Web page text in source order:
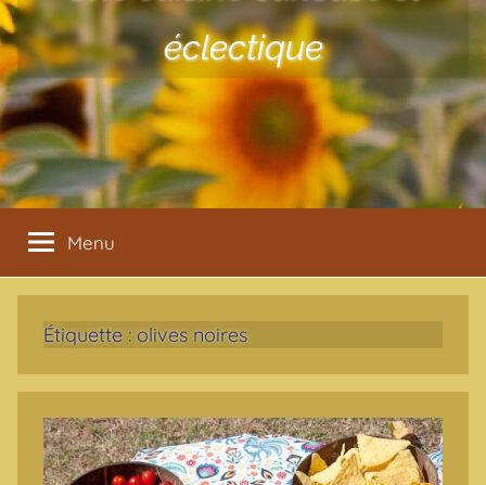
éclectique
Menu
Étiquette : olives noires